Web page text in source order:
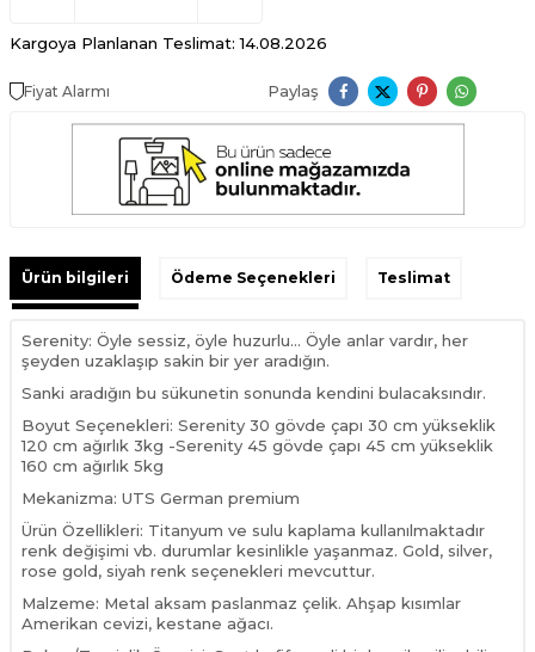
Kargoya Planlanan Teslimat: 14.08.2026
Fiyat Alarmı Paylaş
Ürün bilgileri Ödeme Seçenekleri Teslimat
Serenity: Öyle sessiz, öyle huzurlu... Öyle anlar vardır, her
şeyden uzaklaşıp sakin bir yer aradığın.
Sanki aradığın bu sükunetin sonunda kendini bulacaksındır.
Boyut Seçenekleri: Serenity 30 gövde çapı 30 cm yükseklik
120 cm ağırlık 3kg -Serenity 45 gövde çapı 45 cm yükseklik
160 cm ağırlık 5kg
Mekanizma: UTS German premium
Ürün Özellikleri: Titanyum ve sulu kaplama kullanılmaktadır
renk değişimi vb. durumlar kesinlikle yaşanmaz. Gold, silver,
rose gold, siyah renk seçenekleri mevcuttur.
Malzeme: Metal aksam paslanmaz çelik. Ahşap kısımlar
Amerikan cevizi, kestane ağacı.